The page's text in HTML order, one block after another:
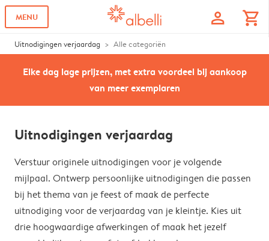
MENU profile shopping_cart
Uitnodigingen verjaardag Alle categoriën
Elke dag lage prijzen, met extra voordeel bij aankoop
van meer exemplaren
Uitnodigingen verjaardag
Verstuur originele uitnodigingen voor je volgende
mijlpaal. Ontwerp persoonlijke uitnodigingen die passen
bij het thema van je feest of maak de perfecte
uitnodiging voor de verjaardag van je kleintje. Kies uit
drie hoogwaardige afwerkingen of maak het jezelf